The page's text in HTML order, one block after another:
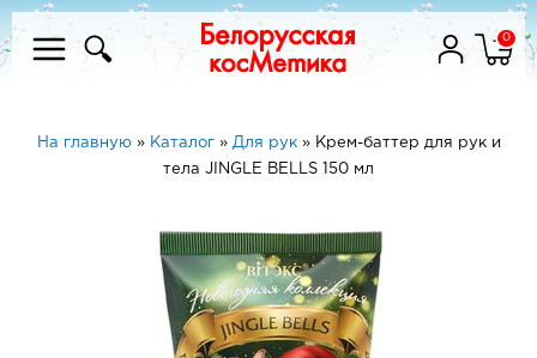
0
На главную» Каталог» Для рук» Крем-баттер для рук и
тела JINGLE BELLS 150 мл